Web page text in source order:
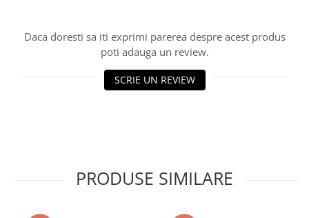
Daca doresti sa iti exprimi parerea despre acest produs
poti adauga un review.
SCRIE UN REVIEW
PRODUSE SIMILARE